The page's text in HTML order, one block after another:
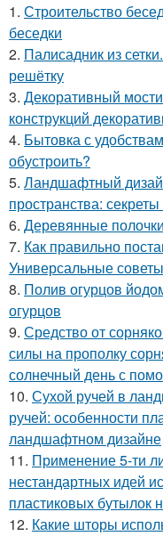
1. Строительство
беседки
2. Палисадник из
решётку
3. Декоративный
конструкций
4. Бытовка с
обустроить?
5. Ландшафтный
пространства:
6. Деревянные
7. Как правильно
Универсальные советы
8. Полив огурцов
огурцов
9. Средство от
силы на прополку
солнечный день с
10. Сухой ручей в
ручей: особенности
ландшафтном дизайне
11. Применение 5-ти
нестандартных идей
пластиковых бутылок
12. Какие шторы